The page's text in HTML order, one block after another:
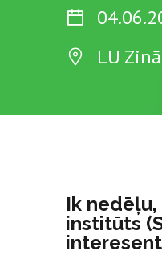
LU
Ik
institūts